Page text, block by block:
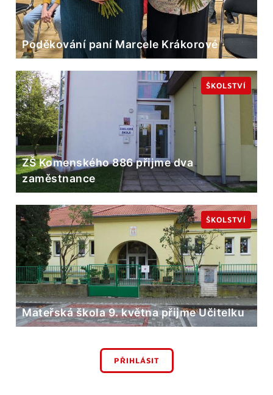
Poděkování paní Marcele Krákorové
ZŠ Komenského 886 přijme dva
zaměstnance
ŠKOLSTVÍ
Mateřská škola 9. května přijme Učitelku
ŠKOLSTVÍ
PŘIHLÁSIT